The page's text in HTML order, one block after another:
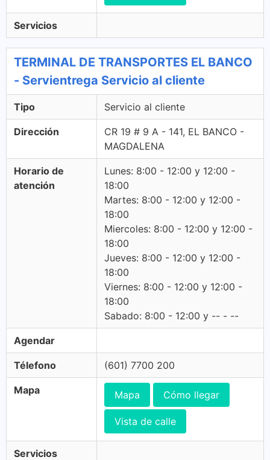
Servicios
TERMINAL DE TRANSPORTES EL BANCO
- Servientrega Servicio al cliente
Tipo Servicio al cliente
Dirección
CR 19 # 9 A - 141, EL BANCO -
MAGDALENA
Horario de
atención
Lunes: 8:00 - 12:00 y 12:00 -
18:00
Martes: 8:00 - 12:00 y 12:00 -
18:00
Miercoles: 8:00 - 12:00 y 12:00 -
18:00
Jueves: 8:00 - 12:00 y 12:00 -
18:00
Viernes: 8:00 - 12:00 y 12:00 -
18:00
Sabado: 8:00 - 12:00 y -- - --
Agendar
Télefono (601) 7700 200
Mapa Mapa Cómo llegar
Vista de calle
Servicios